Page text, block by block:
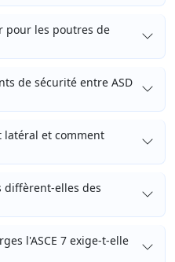
pour les poutres de
de sécurité entre ASD
latéral et comment
diffèrent-elles des
l'ASCE 7 exige-t-elle